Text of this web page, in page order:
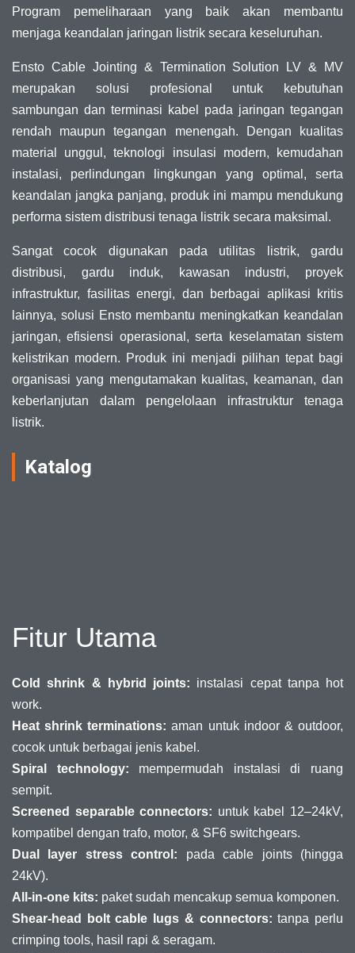
Program pemeliharaan yang baik akan membantu
menjaga keandalan jaringan listrik secara keseluruhan.
Ensto Cable Jointing & Termination Solution LV & MV
merupakan solusi profesional untuk kebutuhan
sambungan dan terminasi kabel pada jaringan tegangan
rendah maupun tegangan menengah. Dengan kualitas
material unggul, teknologi insulasi modern, kemudahan
instalasi, perlindungan lingkungan yang optimal, serta
keandalan jangka panjang, produk ini mampu mendukung
performa sistem distribusi tenaga listrik secara maksimal.
Sangat cocok digunakan pada utilitas listrik, gardu
distribusi, gardu induk, kawasan industri, proyek
infrastruktur, fasilitas energi, dan berbagai aplikasi kritis
lainnya, solusi Ensto membantu meningkatkan keandalan
jaringan, efisiensi operasional, serta keselamatan sistem
kelistrikan modern. Produk ini menjadi pilihan tepat bagi
organisasi yang mengutamakan kualitas, keamanan, dan
keberlanjutan dalam pengelolaan infrastruktur tenaga
listrik.
Katalog
Fitur Utama
Cold shrink & hybrid joints: instalasi cepat tanpa hot
work.
Heat shrink terminations: aman untuk indoor & outdoor,
cocok untuk berbagai jenis kabel.
Spiral technology: mempermudah instalasi di ruang
sempit.
Screened separable connectors: untuk kabel 12–24kV,
kompatibel dengan trafo, motor, & SF6 switchgears.
Dual layer stress control: pada cable joints (hingga
24kV).
All-in-one kits: paket sudah mencakup semua komponen.
Shear-head bolt cable lugs & connectors: tanpa perlu
crimping tools, hasil rapi & seragam.